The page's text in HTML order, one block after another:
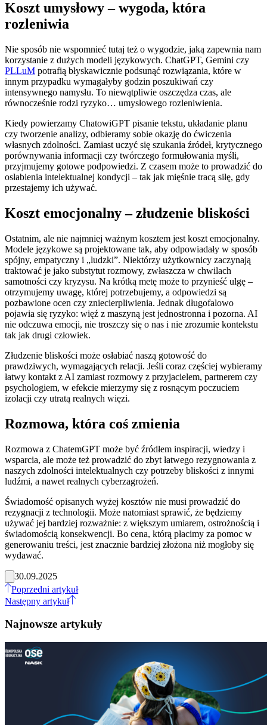
Koszt umysłowy – wygoda, która
rozleniwia
Nie sposób nie wspomnieć tutaj też o wygodzie, jaką zapewnia nam
korzystanie z dużych modeli językowych. ChatGPT, Gemini czy
PLLuM potrafią błyskawicznie podsunąć rozwiązania, które w
innym przypadku wymagałyby godzin poszukiwań czy
intensywnego namysłu. To niewątpliwie oszczędza czas, ale
równocześnie rodzi ryzyko… umysłowego rozleniwienia.
Kiedy powierzamy ChatowiGPT pisanie tekstu, układanie planu
czy tworzenie analizy, odbieramy sobie okazję do ćwiczenia
własnych zdolności. Zamiast uczyć się szukania źródeł, krytycznego
porównywania informacji czy twórczego formułowania myśli,
przyjmujemy gotowe podpowiedzi. Z czasem może to prowadzić do
osłabienia intelektualnej kondycji – tak jak mięśnie tracą siłę, gdy
przestajemy ich używać.
Koszt emocjonalny – złudzenie bliskości
Ostatnim, ale nie najmniej ważnym kosztem jest koszt emocjonalny.
Modele językowe są projektowane tak, aby odpowiadały w sposób
spójny, empatyczny i „ludzki”. Niektórzy użytkownicy zaczynają
traktować je jako substytut rozmowy, zwłaszcza w chwilach
samotności czy kryzysu. Na krótką metę może to przynieść ulgę –
otrzymujemy uwagę, której potrzebujemy, a odpowiedzi są
pozbawione ocen czy zniecierpliwienia. Jednak długofalowo
pojawia się ryzyko: więź z maszyną jest jednostronna i pozorna. AI
nie odczuwa emocji, nie troszczy się o nas i nie zrozumie kontekstu
tak jak drugi człowiek.
Złudzenie bliskości może osłabiać naszą gotowość do
prawdziwych, wymagających relacji. Jeśli coraz częściej wybieramy
łatwy kontakt z AI zamiast rozmowy z przyjacielem, partnerem czy
psychologiem, w efekcie mierzymy się z rosnącym poczuciem
izolacji czy utratą realnych więzi.
Rozmowa, która coś zmienia
Rozmowa z ChatemGPT może być źródłem inspiracji, wiedzy i
wsparcia, ale może też prowadzić do zbyt łatwego rezygnowania z
naszych zdolności intelektualnych czy potrzeby bliskości z innymi
ludźmi, a nawet realnych cyberzagrożeń.
Świadomość opisanych wyżej kosztów nie musi prowadzić do
rezygnacji z technologii. Może natomiast sprawić, że będziemy
używać jej bardziej rozważnie: z większym umiarem, ostrożnością i
świadomością konsekwencji. Bo cena, którą płacimy za pomoc w
generowaniu treści, jest znacznie bardziej złożona niż mogłoby się
wydawać.
30.09.2025
Poprzedni artykuł
Następny artykuł
Najnowsze artykuły